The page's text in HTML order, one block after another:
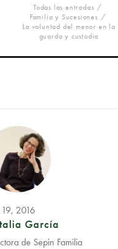
Todas las entradas
Familia y Sucesiones
La voluntad del menor en la
guarda y custodia
2016
García
de Sepin Familia